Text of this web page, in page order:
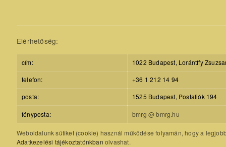
Elérhetőség:
cím:
1022 Budapest, Lorántffy
telefon:
+36 1 212 14 94
posta:
1525 Budapest, Postafiók 194
fényposta: bmrg @ bmrg.hu
Weboldalunk sütiket (cookie) használ működése folyamán, hogy a
Adatkezelési tájékoztatónkban olvashat.